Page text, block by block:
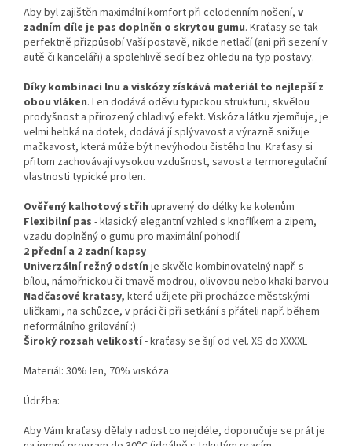
Aby byl zajištěn maximální komfort při celodenním nošení, v
zadním díle je pas doplněn o skrytou gumu. Kraťasy se tak
perfektně přizpůsobí Vaší postavě, nikde netlačí (ani při sezení v
autě či kanceláři) a spolehlivě sedí bez ohledu na typ postavy.
Díky kombinaci lnu a viskózy získává materiál to nejlepší z
obou vláken. Len dodává oděvu typickou strukturu, skvělou
prodyšnost a přirozený chladivý efekt. Viskóza látku zjemňuje, je
velmi hebká na dotek, dodává jí splývavost a výrazně snižuje
mačkavost, která může být nevýhodou čistého lnu. Kraťasy si
přitom zachovávají vysokou vzdušnost, savost a termoregulační
vlastnosti typické pro len.
Ověřený kalhotový střih upravený do délky ke kolenům
Flexibilní pas - klasický elegantní vzhled s knoflíkem a zipem,
vzadu doplněný o gumu pro maximální pohodlí
2 přední a 2 zadní kapsy
Univerzální režný odstín je skvěle kombinovatelný např. s
bílou, námořnickou či tmavě modrou, olivovou nebo khaki barvou
Nadčasové kraťasy, které užijete při procházce městskými
uličkami, na schůzce, v práci či při setkání s přáteli např. během
neformálního grilování :)
Široký rozsah velikostí- kraťasy se šijí od vel. XS do XXXXL
Materiál: 30% len, 70% viskóza
Údržba:
Aby Vám kraťasy dělaly radost co nejdéle, doporučuje se prát je